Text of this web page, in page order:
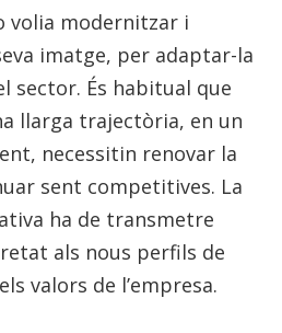
volia modernitzar i
imatge, per adaptar-la
sector. És habitual que
llarga trajectòria, en un
necessitin renovar la
sent competitives. La
ha de transmetre
als nous perfils de
valors de l’empresa.